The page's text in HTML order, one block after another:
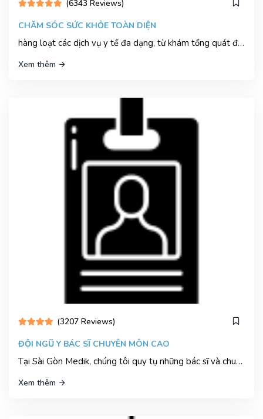
(6343 Reviews)
CHĂM SÓC SỨC KHỎE TOÀN DIỆN
hàng loạt các dịch vụ y tế đa dạng, từ khám tổng quát đến các dịch vụ chuyên khoa như nội khoa, ngoại khoa, sản phụ khoa, nhi khoa, và nhiều chuyên khoa khác
Xem thêm
(3207 Reviews)
ĐỘI NGŨ Y BÁC SĨ CHUYÊN MÔN CAO
Tại Sài Gòn Medik, chúng tôi quy tụ những bác sĩ và chuyên gia y tế hàng đầu, được đào tạo bài bản từ các trường đại học danh tiếng trong và ngoài nước.
Xem thêm